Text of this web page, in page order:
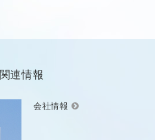
関連情報
会社情報